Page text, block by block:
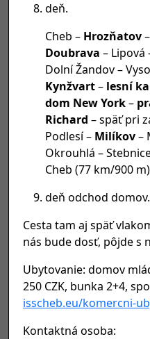
deň.
Cheb – Hrozňatov–
Doubrava – Lipová
Dolní Žandov –
Kynžvart– lesní
dom New York–
Richard – späť pri
Podlesí – Milíkov–
Okrouhlá –
Cheb (77 km/900
deň odchod domov.
Cesta tam aj späť
nás bude dosť, pôjde s
Ubytovanie: domov
250 CZK, bunka 2+4,
isscheb.eu/komercni-
Kontaktná osoba: